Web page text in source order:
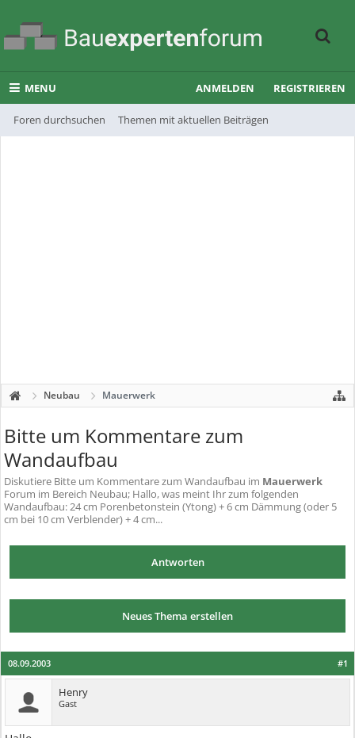
MENU
Foren durchsuchen Themen mit aktuellen Beiträgen
ANMELDEN REGISTRIEREN
Neubau Mauerwerk
Bitte um Kommentare zum
Wandaufbau
Diskutiere Bitte um Kommentare zum Wandaufbau im Mauerwerk
Forum im Bereich Neubau; Hallo, was meint Ihr zum folgenden
Wandaufbau: 24 cm Porenbetonstein (Ytong) + 6 cm Dämmung (oder 5
cm bei 10 cm Verblender) + 4 cm...
Antworten
Neues Thema erstellen
#1
08.09.2003
Henry
Gast